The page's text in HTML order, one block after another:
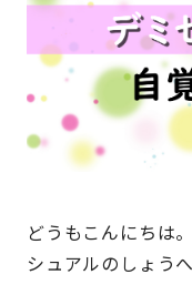
どうもこんにちは
シュアルのしょうへ